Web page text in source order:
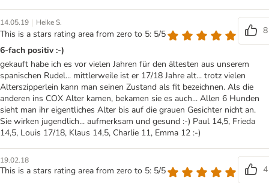
14.05.19 | Heike S.
This is a stars rating area from zero to 5: 5/5
8
6-fach positiv :-)
gekauft habe ich es vor vielen Jahren für den ältesten aus unserem
spanischen Rudel... mittlerweile ist er 17/18 Jahre alt... trotz vielen
Alterszipperlein kann man seinen Zustand als fit bezeichnen. Als die
anderen ins COX Alter kamen, bekamen sie es auch... Allen 6 Hunden
sieht man ihr eigentliches Alter bis auf die grauen Gesichter nicht an.
Sie wirken jugendlich... aufmerksam und gesund :-) Paul 14,5, Frieda
14,5, Louis 17/18, Klaus 14,5, Charlie 11, Emma 12 :-)
19.02.18
This is a stars rating area from zero to 5: 5/5
4